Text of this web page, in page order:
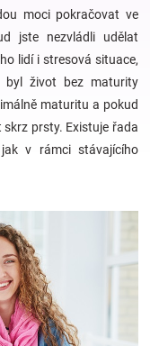
moci pokračovat ve
jste nezvládli udělat
lidí i stresová situace,
byl život bez maturity
maturitu a pokud
prsty. Existuje řada
v rámci stávajícího